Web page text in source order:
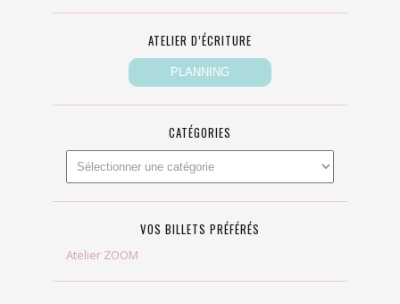
ATELIER D’ÉCRITURE
CATÉGORIES
VOS BILLETS PRÉFÉRÉS
Atelier ZOOM